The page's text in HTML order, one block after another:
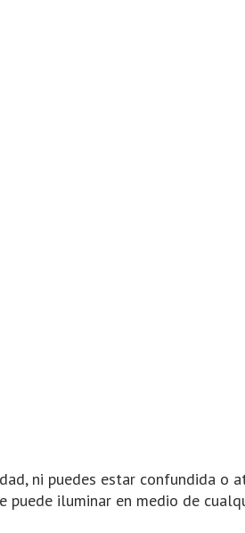
ni puedes estar confundida o
iluminar en medio de